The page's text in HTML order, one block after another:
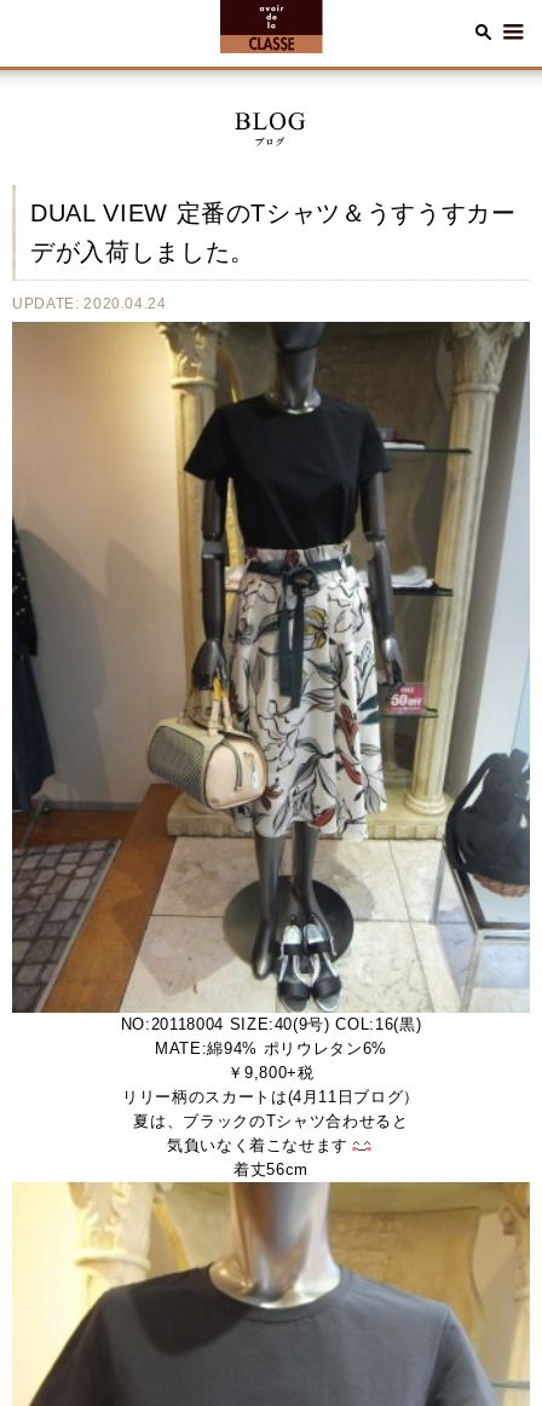
DUAL VIEW 定番のTシャツ＆うすうすカー
デが入荷しました。
UPDATE: 2020.04.24
NO:20118004 SIZE:40(9号) COL:16(黒)
MATE:綿94% ポリウレタン6%
￥9,800+税
リリー柄のスカートは(4月11日ブログ）
夏は、ブラックのTシャツ合わせると
気負いなく着こなせます
着丈56cm